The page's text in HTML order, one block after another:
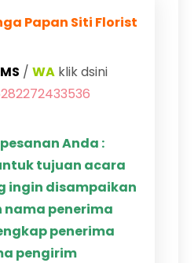
Papan Siti Florist
/ WAklik dsini
Anda :
tujuan acara
ingin disampaikan
nama penerima
penerima
pengirim